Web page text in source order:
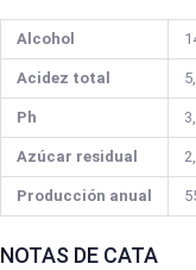
Alcohol
Acidez total
Ph
Azúcar residual
Producción anual
NOTAS DE CATA